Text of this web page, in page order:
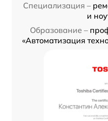
Специализация –
и
Образование –
«Автоматизация